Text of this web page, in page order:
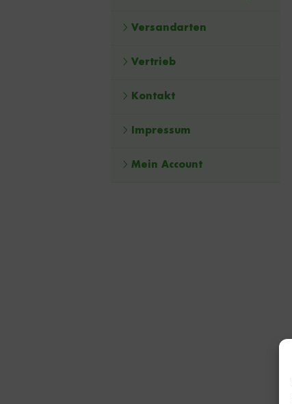
Versandarten
Vertrieb
Kontakt
Impressum
Mein Account